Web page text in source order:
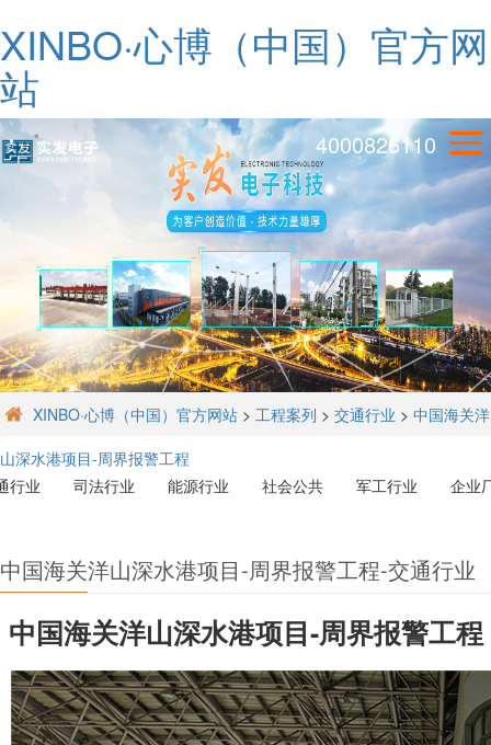
XINBO·心博（中国）官方网
站
4000826110
XINBO·心博（中国）官方网站 > 工程案列 > 交通行业 > 中国海关洋
山深水港项目-周界报警工程
行业
司法行业 能源行业 社会公共 军工行业 企业
中国海关洋山深水港项目-周界报警工程-交通行业
中国海关洋山深水港项目-周界报警工程